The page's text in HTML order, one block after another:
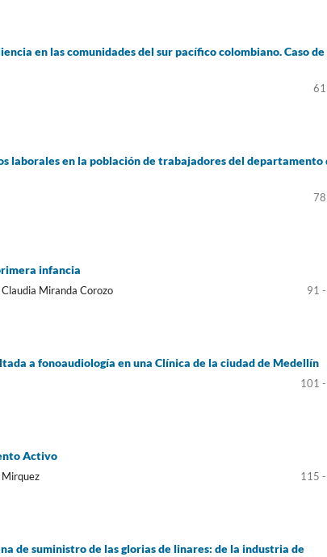
en las comunidades del sur pacífico colombiano. Caso de
laborales en la población de trabajadores del departamento
infancia
Miranda Corozo 91
a fonoaudiología en una Clínica de la ciudad de Medellín
101
Activo
Mirquez 115
de suministro de las glorias de linares: de la industria de